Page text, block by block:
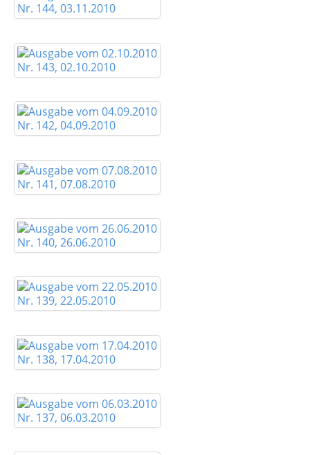
Nr. 144, 03.11.2010
Nr. 143, 02.10.2010
Nr. 142, 04.09.2010
Nr. 141, 07.08.2010
Nr. 140, 26.06.2010
Nr. 139, 22.05.2010
Nr. 138, 17.04.2010
Nr. 137, 06.03.2010